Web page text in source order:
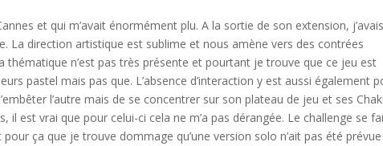
et qui m’avait énormément plu. A la sortie de son extension, j’avais
La direction artistique est sublime et nous amène vers des contrées
thématique n’est pas très présente et pourtant je trouve que ce jeu est
pastel mais pas que. L’absence d’interaction y est aussi également
l’autre mais de se concentrer sur son plateau de jeu et ses
il est vrai que pour celui-ci cela ne m’a pas dérangée. Le challenge se
pour ça que je trouve dommage qu’une version solo n’ait pas été